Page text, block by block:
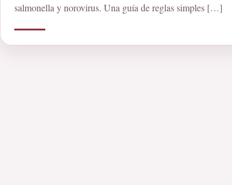
salmonella y norovirus. Una guía de reglas simples […]